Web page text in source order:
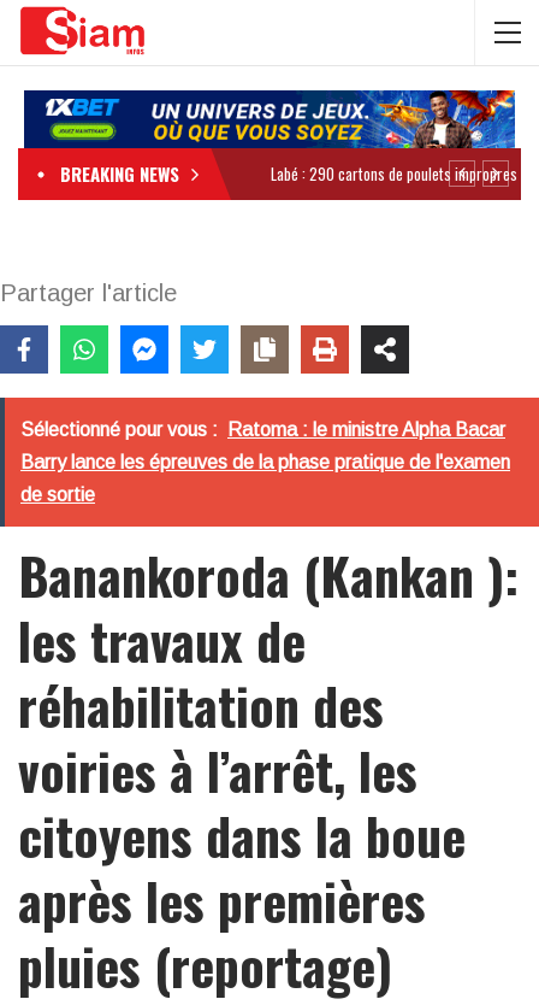
BREAKING NEWS
Partager l'article
Sélectionné pour vous :
Ratoma : le ministre Alpha Bacar
Barry lance les épreuves de la phase pratique de l'examen
de sortie
Banankoroda (Kankan ):
les travaux de
réhabilitation des
voiries à l’arrêt, les
citoyens dans la boue
après les premières
pluies (reportage)